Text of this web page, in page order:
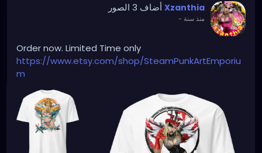
Xzanthia أضاف 3 الصور
منذ سنة -
Order now. Limited Time only
https://www.etsy.com/shop/SteamPunkArtEmporiu
m